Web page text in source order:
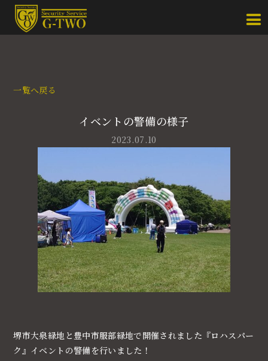
一覧へ戻る
イベントの警備の様子
2023.07.10
堺市大泉緑地と豊中市服部緑地で開催されました『ロハスパー
ク』イベントの警備を行いました！